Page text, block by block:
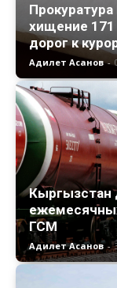
хищение 171
дорог к
Адилет Асанов -
Кыргызстан
ГСМ
Адилет Асанов -